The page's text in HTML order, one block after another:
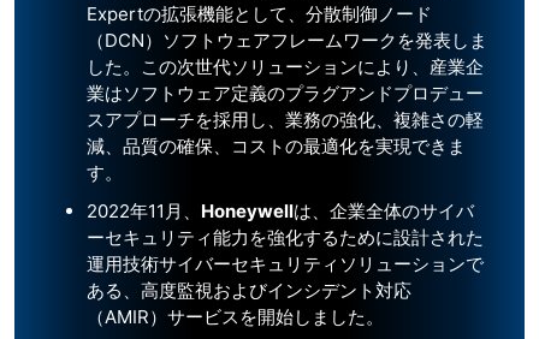
Expertの拡張機能として、分散制御ノード
（DCN）ソフトウェアフレームワークを発表しま
した。この次世代ソリューションにより、産業企
業はソフトウェア定義のプラグアンドプロデュー
スアプローチを採用し、業務の強化、複雑さの軽
減、品質の確保、コストの最適化を実現できま
す。
2022年11月、 Honeywellは、企業全体のサイバ
ーセキュリティ能力を強化するために設計された
運用技術サイバーセキュリティソリューションで
ある、高度監視およびインシデント対応
（AMIR）サービスを開始しました。